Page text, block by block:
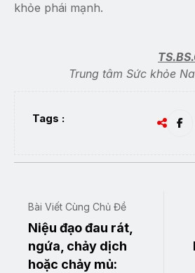
khỏe phái mạnh.
Trung tâm Sức khỏe
Tags :
Bài Viết Cùng Chủ Đề
Niệu đạo đau rát,
ngứa, chảy dịch
hoặc chảy mủ: